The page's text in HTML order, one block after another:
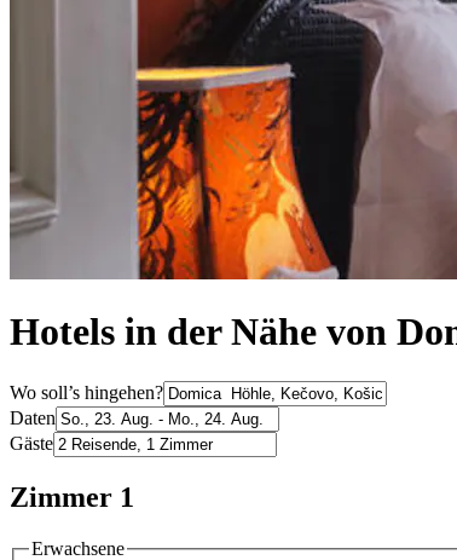
Hotels in der Nähe von
Wo soll’s hingehen?
Daten
Gäste
Zimmer 1
Erwachsene